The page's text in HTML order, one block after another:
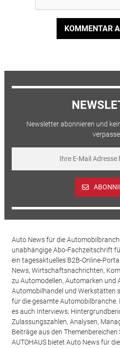
KOMMENTAR
Newsletter abonnieren und
Auto News für die
unabhängige Abo-Fachzeitschrift
ein tagesaktuelles B2B-Online-
News, Wirtschaftsnachrichten,
zu Automodellen, Automarken und
Automobilhandel und Werkstätten
für die gesamte Automobilbranche.
es auch Interviews,
Zulassungszahlen, Analysen,
Beiträge aus den Themenbereichen
AUTOHAUS bietet Auto News für